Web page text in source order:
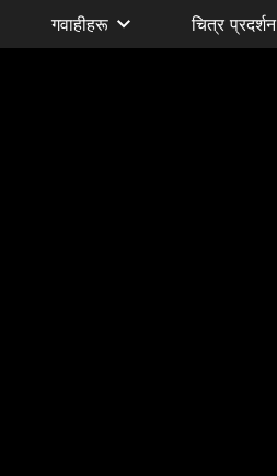
गवाहीहरू चित्र प्रदर्शन